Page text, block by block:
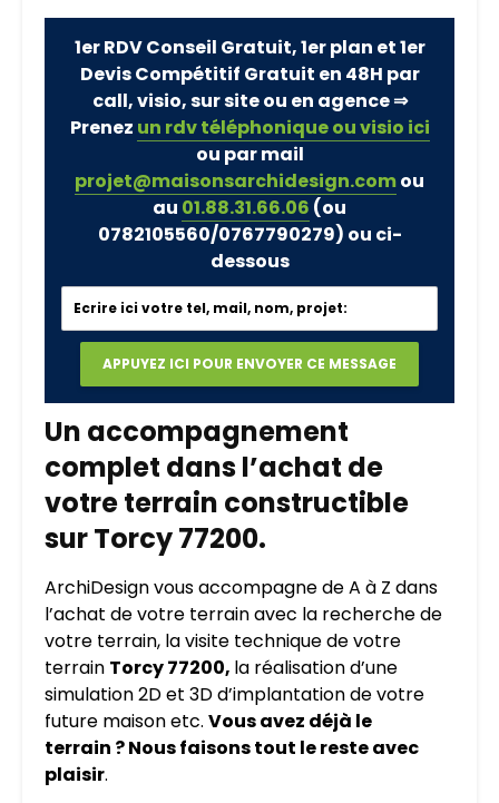
1er RDV Conseil Gratuit, 1er plan et 1er
Devis Compétitif Gratuit en 48H par
call, visio, sur site ou en agence ⇒
Prenez un rdv téléphonique ou visio ici
ou par mail
projet@maisonsarchidesign.comou
au 01.88.31.66.06 (ou
0782105560/0767790279) ou ci-
dessous
Un accompagnement
complet dans l’achat de
votre terrain constructible
sur Torcy 77200.
ArchiDesign vous accompagne de A à Z dans
l’achat de votre terrain avec la recherche de
votre terrain, la visite technique de votre
terrain Torcy 77200, la réalisation d’une
simulation 2D et 3D d’implantation de votre
future maison etc. Vous avez déjà le
terrain ? Nous faisons tout le reste avec
plaisir.